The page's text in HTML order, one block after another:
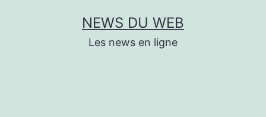
NEWS DU WEB
Les news en ligne